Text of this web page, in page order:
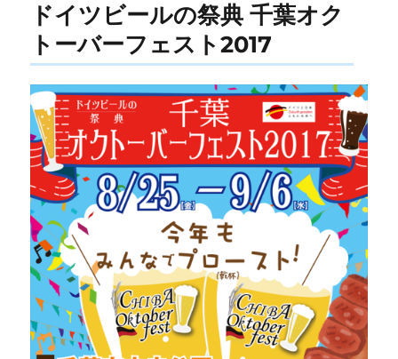
ドイツビールの祭典 千葉オク
トーバーフェスト2017